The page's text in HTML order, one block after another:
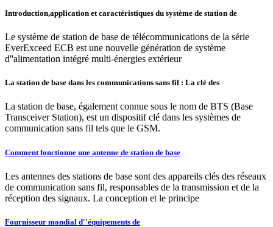
Introduction,application et caractéristiques du système de station de
Le système de station de base de télécommunications de la série
EverExceed ECB est une nouvelle génération de système
d''alimentation intégré multi-énergies extérieur
La station de base dans les communications sans fil : La clé des
La station de base, également connue sous le nom de BTS (Base
Transceiver Station), est un dispositif clé dans les systèmes de
communication sans fil tels que le GSM.
Comment fonctionne une antenne de station de base
Les antennes des stations de base sont des appareils clés des réseaux
de communication sans fil, responsables de la transmission et de la
réception des signaux. La conception et le principe
Fournisseur mondial d''équipements de